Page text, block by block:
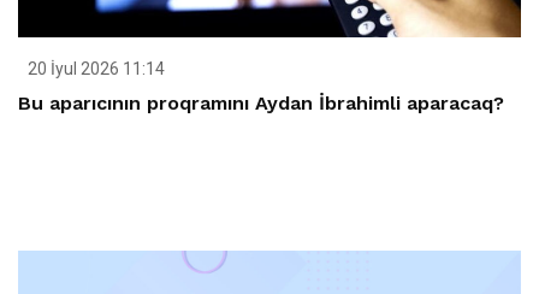
20 İyul 2026 11:14
Bu aparıcının proqramını Aydan İbrahimli aparacaq?